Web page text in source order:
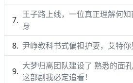
王子路上线，一位真正理解何
身
尹峥教科书式偏袒护妻，艾特
大梦归离团队建设了 熟悉的面孔
这部剧我必定追看！